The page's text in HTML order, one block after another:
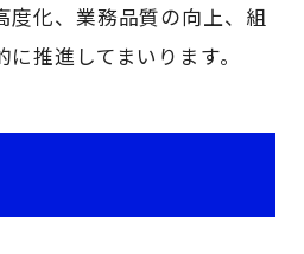
度化、業務品質の向上、組
推進してまいります。